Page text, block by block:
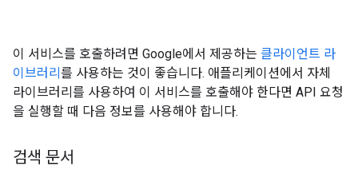
이 서비스를 호출하려면 Google에서 제공하는 클라이언트 라
이브러리 를 사용하는 것이 좋습니다. 애플리케이션에서 자체
라이브러리를 사용하여 이 서비스를 호출해야 한다면 API 요청
을 실행할 때 다음 정보를 사용해야 합니다.
검색 문서